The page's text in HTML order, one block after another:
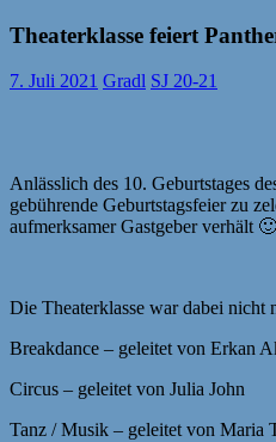
Theaterklasse feiert
7. Juli 2021 Gradl SJ 20-21
Anlässlich des 10. Geburtstages
gebührende Geburtstagsfeier zu
aufmerksamer Gastgeber verhält 🙂
Die Theaterklasse war dabei nicht
Breakdance – geleitet von Erkan
Circus – geleitet von Julia John
Tanz / Musik – geleitet von Maria